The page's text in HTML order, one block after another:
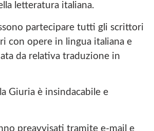
letteratura italiana.
partecipare tutti gli scrittori
con opere in lingua italiana e
da relativa traduzione in
Giuria è insindacabile e
preavvisati tramite e-mail e